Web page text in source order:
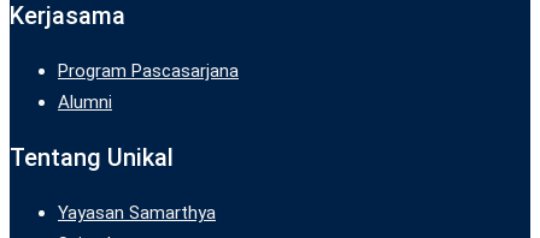
Kerjasama
Program Pascasarjana
Alumni
Tentang Unikal
Yayasan Samarthya